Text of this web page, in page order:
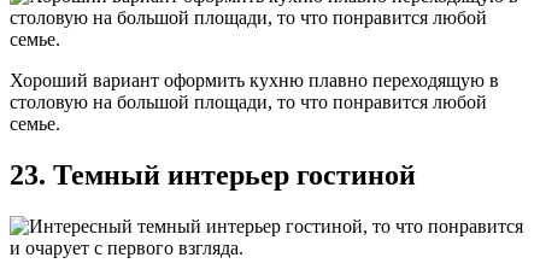
Хороший вариант оформить кухню плавно переходящую в
столовую на большой площади, то что понравится любой
семье.
23. Темный интерьер гостиной